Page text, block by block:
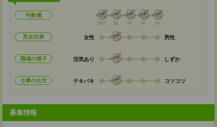
年齢層
20代 30 40 50 60
男女比率 女性 男性
職場の様子 活気あり しずか
仕事の仕方 テキパキ コツコツ
募集情報